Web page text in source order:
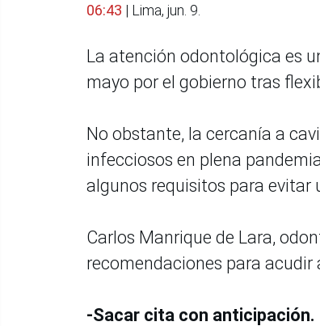
06:43 | Lima, jun. 9.
La atención odontológica es
mayo por el gobierno tras
No obstante, la cercanía a
infecciosos en plena
algunos requisitos para evitar
Carlos Manrique de Lara,
recomendaciones para
-Sacar cita con anticipación.